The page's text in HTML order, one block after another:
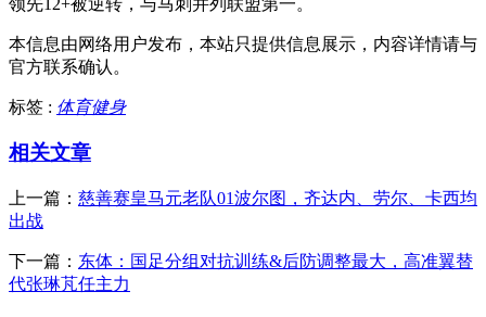
本信息由网络用户发布， 本站只提供信息展示，内容详情请与
官方联系确认。
标签 : 体育健身
相关文章
上一篇： 慈善赛皇马元老队01波尔图，齐达内、劳尔、卡西均
出战
下一篇： 东体：国足分组对抗训练&后防调整最大，高准翼替
代张琳芃任主力